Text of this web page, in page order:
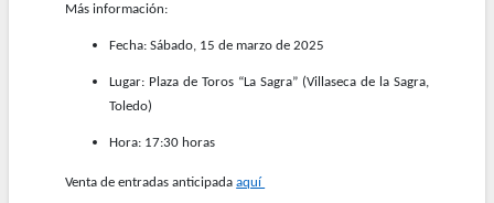
Más información:
Fecha: Sábado, 15 de marzo de 2025
Lugar: Plaza de Toros “La Sagra” (Villaseca de la Sagra,
Toledo)
Hora: 17:30 horas
Venta de entradas anticipadaaquí